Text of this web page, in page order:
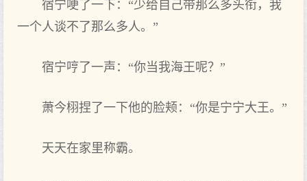
宿宁哽了一下：“少给自己带那么多头衔，我‌
一个人谈不了那么多人。”
宿宁哼了一声：“你当我‌海王呢？”
萧今栩捏了一下他的脸颊：“你是宁宁大王。”
天‌天‌在‌家里称霸。